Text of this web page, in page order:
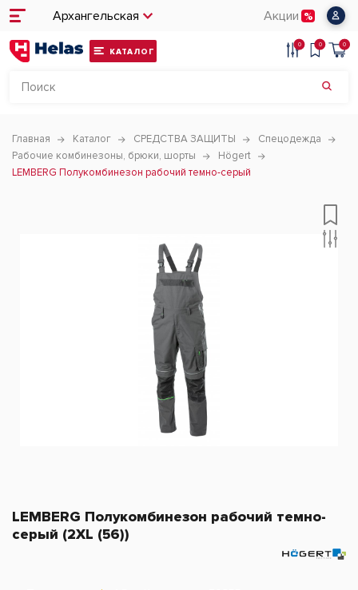
Архангельская Акции
КАТАЛОГ
0 0 0
Главная Каталог СРЕДСТВА ЗАЩИТЫ
Спецодежда
Рабочие комбинезоны, брюки, шорты
Högert
LEMBERG Полукомбинезон рабочий темно-серый
LEMBERG Полукомбинезон рабочий темно-
серый (2XL (56))